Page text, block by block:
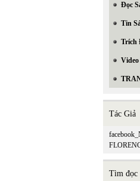
Đọc
Tin
Trích
Tác Giả
Tìm đọc